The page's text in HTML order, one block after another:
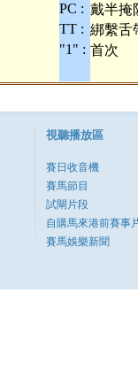
PC : 戴半掩
TT : 綁繫舌
"1" : 首次
視聽播放區
賽日收音機
賽馬節目
試閘片段
自購馬來港前賽事
賽馬娛樂新聞